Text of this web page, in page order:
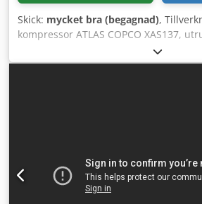
Skick: mycket bra (begagnad),
kompressor ATLAS COPCO XAS137,
slutkylare, genomgången fullständig
data: kapacitet 7,70 m3/min;
tillverkningsår 2015 motor: KUBOTA